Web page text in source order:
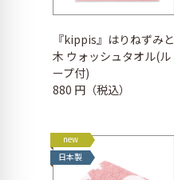
『kippis』はりねずみと
木 ウォッシュタオル(ル
ープ付)
880 円（税込）
new
日本製